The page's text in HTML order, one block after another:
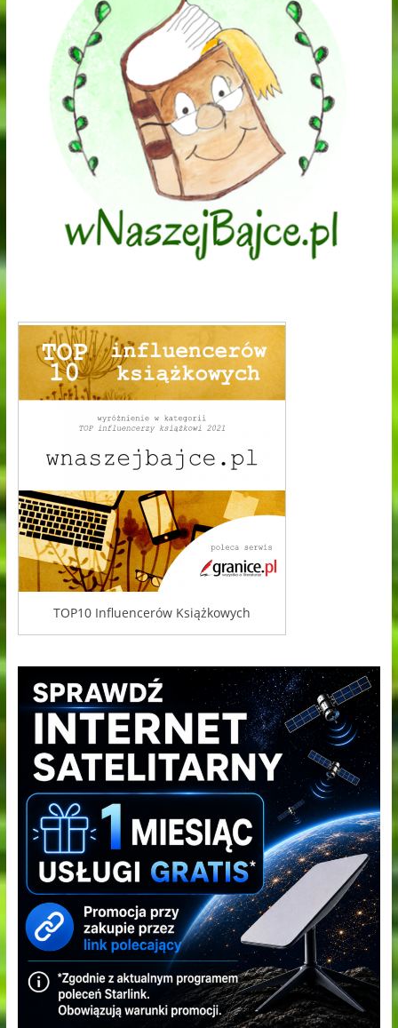
TOP10 Influencerów Książkowych